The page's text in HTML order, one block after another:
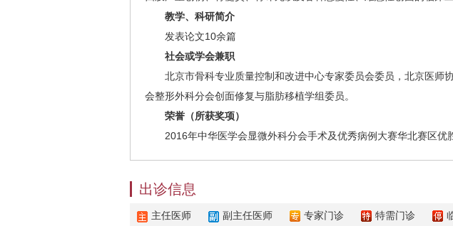
教学、科研简介
发表论文10余篇
社会或学会兼职
北京市骨科专业质量控制和改进中心专家委员会委员，北京医
会整形外科分会创面修复与脂肪移植学组委员。
荣誉（所获奖项）
2016年中华医学会显微外科分会手术及优秀病例大赛华北赛区优
出诊信息
主任医师 副主任医师 专家门诊 特需门诊